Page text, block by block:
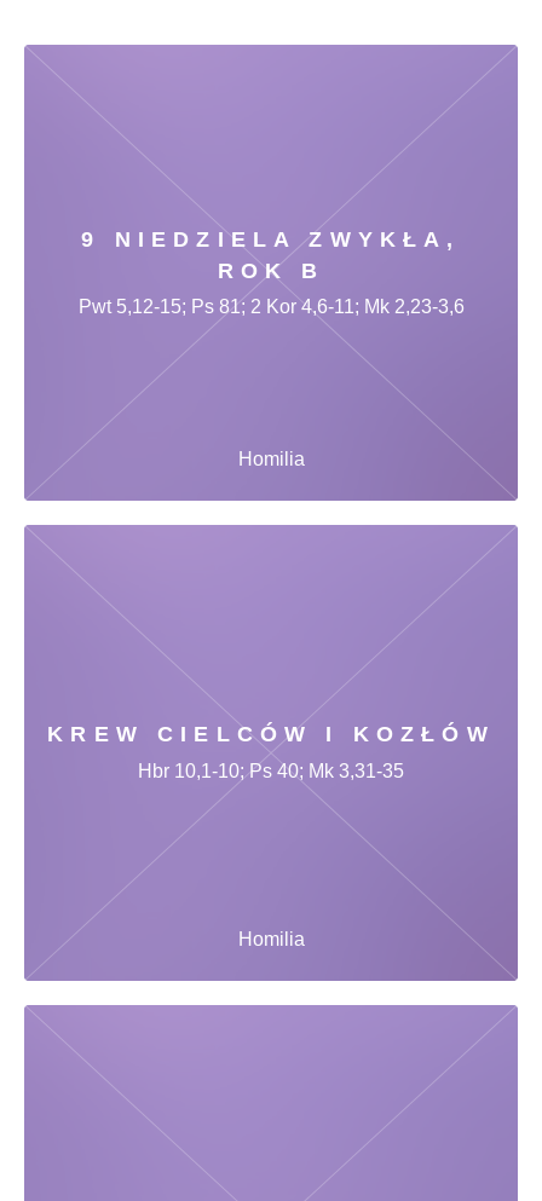
9 NIEDZIELA ZWYKŁA,
ROK B
Homilia
Pwt 5,12-15; Ps 81; 2 Kor 4,6-11; Mk 2,23-3,6
KREW CIELCÓW I KOZŁÓW
Homilia
Hbr 10,1-10; Ps 40; Mk 3,31-35